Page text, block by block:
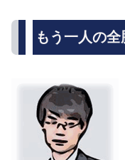
もう一人の全